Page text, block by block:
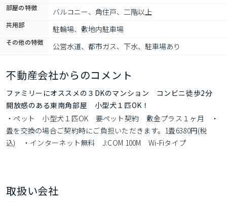
部屋の特徴 バルコニー、角住戸、二階以上
共用部 駐輪場、敷地内駐車場
その他の特徴 公営水道、都市ガス、下水、駐車場あり
不動産会社からのコメント
ファミリーにオススメの３DKのマンション コンビニ徒歩2分
開放感のある東南角部屋 小型犬１匹OK！
・ペット　小型犬１匹OK　要ペット契約　敷金プラス１ヶ月　・
畳を交換の場合ご契約時にご負担いただきます。1畳6380円(税
込)　・インターネット無料　J:COM 100M　Wi-Fiタイプ
取扱い会社